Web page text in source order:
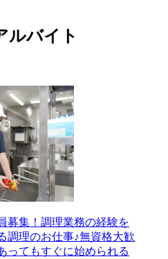
ルバイト
募集！調理業務の経験を
調理のお仕事♪無資格大歓
ってもすぐに始められる